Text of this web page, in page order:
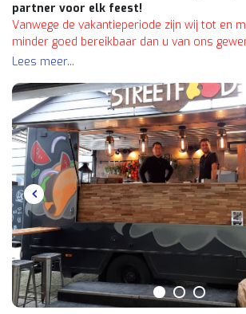
partner voor elk feest!
Vanwege de vakantieperiode zijn wij tot en
minder goed bereikbaar dan u van ons
zo goed mogelijk van dienst te zijn. Houd er
mee dat onze reactietijd iets langer kan zijn
Wij danken u hartelijk voor uw begrip.
Bij Lumineux staan wij al meer dan 17 jaar
toewijding klaar om van uwevenementeen
ervaring te maken. Of het nu gaat om een
of een andere bijzondere gelegenheid, wij
nodig heeft om zorgeloos te kunnen
Daarvoor beschikken wij over een
partyverhuurmaterialen
,
foodtrucks&LX foodfietsen drankenen
enthousiaste medewerkers die altijd voor u
Lees meer...